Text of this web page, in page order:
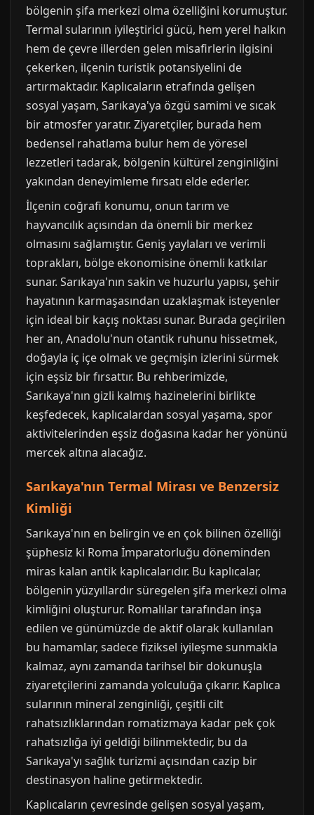
bölgenin şifa merkezi olma özelliğini korumuştur.
Termal sularının iyileştirici gücü, hem yerel halkın
hem de çevre illerden gelen misafirlerin ilgisini
çekerken, ilçenin turistik potansiyelini de
artırmaktadır. Kaplıcaların etrafında gelişen
sosyal yaşam, Sarıkaya'ya özgü samimi ve sıcak
bir atmosfer yaratır. Ziyaretçiler, burada hem
bedensel rahatlama bulur hem de yöresel
lezzetleri tadarak, bölgenin kültürel zenginliğini
yakından deneyimleme fırsatı elde ederler.
İlçenin coğrafi konumu, onun tarım ve
hayvancılık açısından da önemli bir merkez
olmasını sağlamıştır. Geniş yaylaları ve verimli
toprakları, bölge ekonomisine önemli katkılar
sunar. Sarıkaya'nın sakin ve huzurlu yapısı, şehir
hayatının karmaşasından uzaklaşmak isteyenler
için ideal bir kaçış noktası sunar. Burada geçirilen
her an, Anadolu'nun otantik ruhunu hissetmek,
doğayla iç içe olmak ve geçmişin izlerini sürmek
için eşsiz bir fırsattır. Bu rehberimizde,
Sarıkaya'nın gizli kalmış hazinelerini birlikte
keşfedecek, kaplıcalardan sosyal yaşama, spor
aktivitelerinden eşsiz doğasına kadar her yönünü
mercek altına alacağız.
Sarıkaya'nın Termal Mirası ve Benzersiz
Kimliği
Sarıkaya'nın en belirgin ve en çok bilinen özelliği
şüphesiz ki Roma İmparatorluğu döneminden
miras kalan antik kaplıcalarıdır. Bu kaplıcalar,
bölgenin yüzyıllardır süregelen şifa merkezi olma
kimliğini oluşturur. Romalılar tarafından inşa
edilen ve günümüzde de aktif olarak kullanılan
bu hamamlar, sadece fiziksel iyileşme sunmakla
kalmaz, aynı zamanda tarihsel bir dokunuşla
ziyaretçilerini zamanda yolculuğa çıkarır. Kaplıca
sularının mineral zenginliği, çeşitli cilt
rahatsızlıklarından romatizmaya kadar pek çok
rahatsızlığa iyi geldiği bilinmektedir, bu da
Sarıkaya'yı sağlık turizmi açısından cazip bir
destinasyon haline getirmektedir.
Kaplıcaların çevresinde gelişen sosyal yaşam,